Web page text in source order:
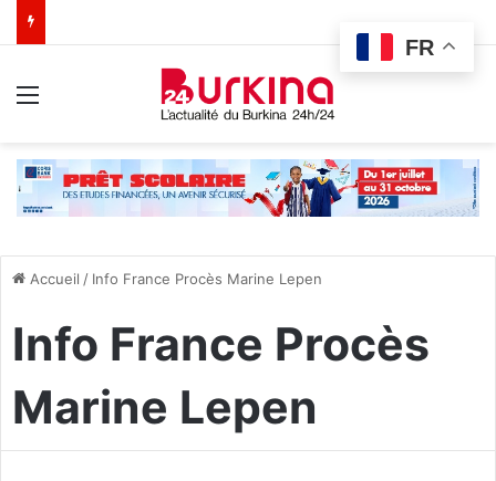
Accueil / Info France Procès Marine Lepen
Info France Procès
Marine Lepen
FR